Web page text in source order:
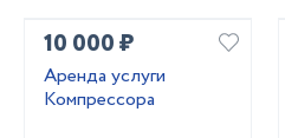
10 000 ₽
Аренда услуги
Компрессора